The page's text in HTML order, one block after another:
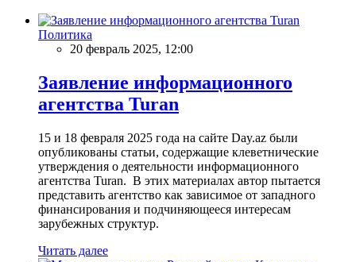
Политика
20 февраль 2025, 12:00
Заявление информационного
агентства Turan
15 и 18 февраля 2025 года на сайте Day.az были
опубликованы статьи, содержащие клеветнические
утверждения о деятельности информационного
агентства Turan. В этих материалах автор пытается
представить агентство как зависимое от западного
финансирования и подчиняющееся интересам
зарубежных структур.
Читать далее